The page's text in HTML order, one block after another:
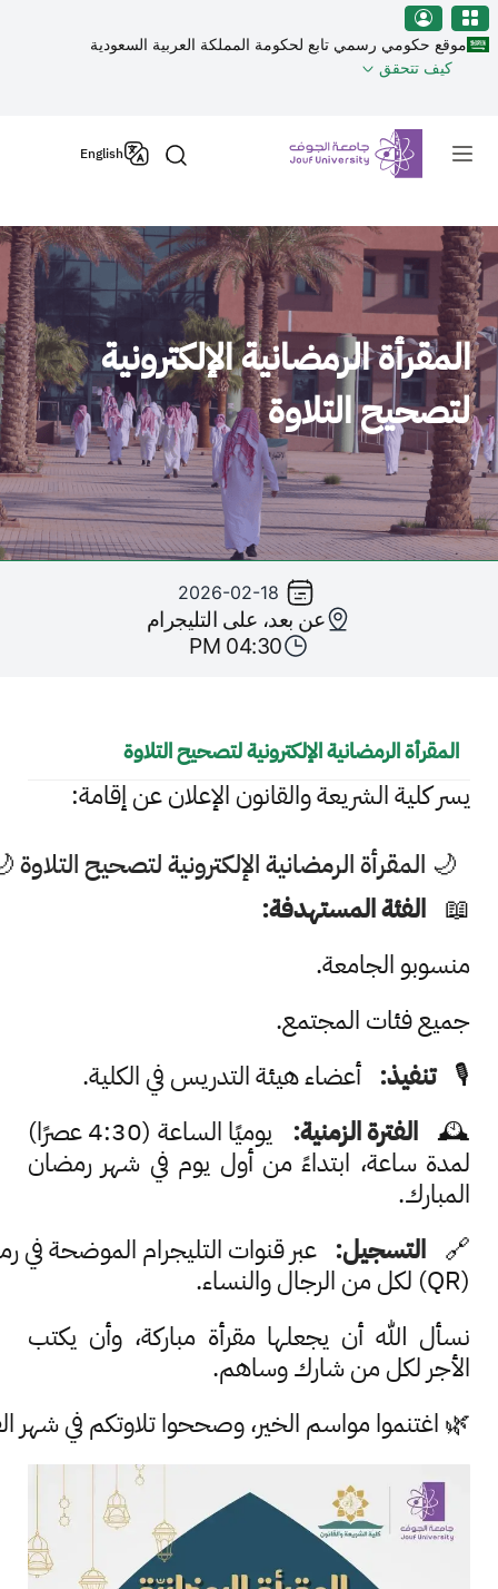
منطقة الجوف-جامعة الجوف
تجاوز إلى المحتوى الرئيسي
موقع حكومي رسمي تابع لحكومة المملكة العربية السعودية
كيف تتحقق
Primary menu
English
المقرأة الرمضانية الإلكترونية
لتصحيح التلاوة
2026-02-18
عن بعد، على التليجرام
04:30 PM
المقرأة الرمضانية الإلكترونية لتصحيح التلاوة
يسر كلية الشريعة والقانون الإعلان عن إقامة:
🌙 المقرأة الرمضانية الإلكترونية لتصحيح التلاوة
📖 الفئة المستهدفة:
منسوبو الجامعة.
جميع فئات المجتمع.
🎙 تنفيذ: أعضاء هيئة التدريس في الكلية.
🕰 الفترة الزمنية:
يوميًا الساعة (4:30 عصرًا)
لمدة ساعة، ابتداءً من أول يوم في شهر رمضان
المبارك.
🔗 التسجيل: عبر قنوات التليجرام الموضحة في
(QR) لكل من الرجال والنساء.
نسأل الله أن يجعلها مقرأة مباركة، وأن يكتب
الأجر لكل من شارك وساهم.
🌿 اغتنموا مواسم الخير، وصححوا تلاوتكم في شهر